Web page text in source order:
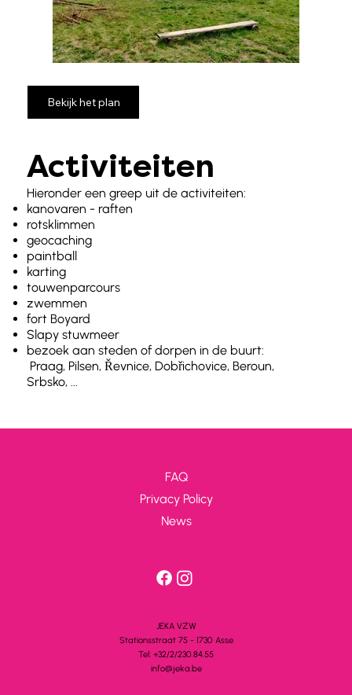
Activiteiten
Hieronder een greep uit de activiteiten:
kanovaren - raften
rotsklimmen
geocaching
paintball
karting
touwenparcours
zwemmen
fort Boyard
Slapy stuwmeer
bezoek aan steden of dorpen in de buurt:
Praag, Pilsen, Řevnice, Dobřichovice, Beroun,
Srbsko, ...
Bekijk het plan
JEKA VZW
Stationsstraat 75 - 1730 Asse
Tel: +32/2/230.84.55
info@jeka.be
FAQ
Privacy Policy
News